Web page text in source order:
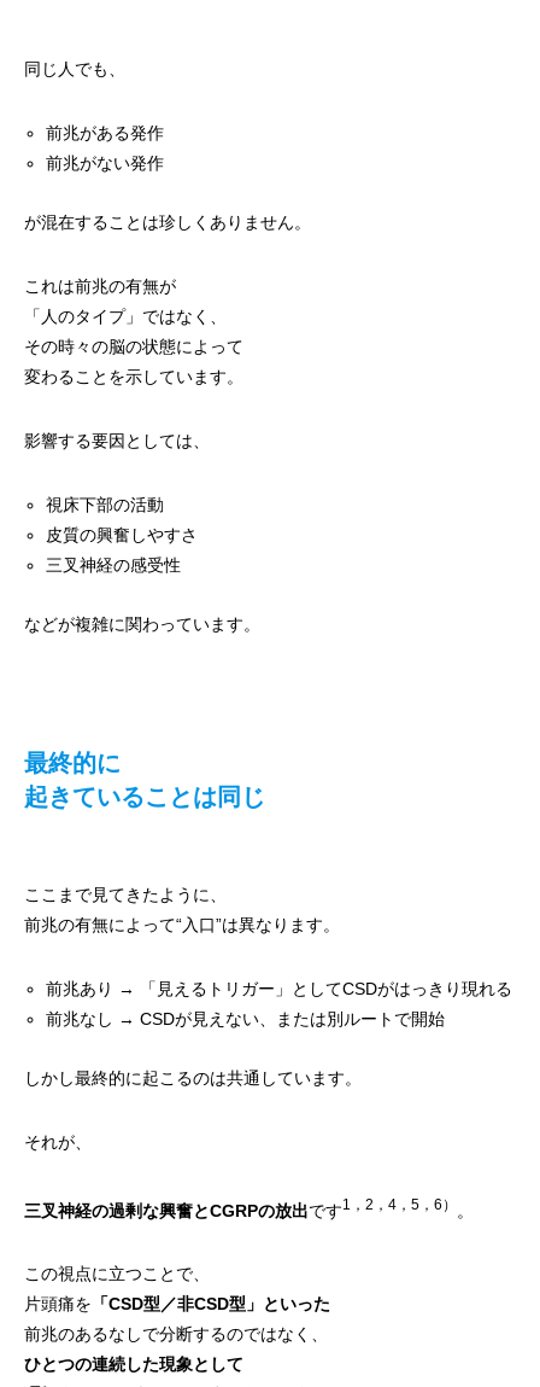
同じ人でも、
前兆がある発作
前兆がない発作
が混在することは珍しくありません。
これは前兆の有無が
「人のタイプ」ではなく、
その時々の脳の状態によって
変わることを示しています。
影響する要因としては、
視床下部の活動
皮質の興奮しやすさ
三叉神経の感受性
などが複雑に関わっています。
最終的に
起きていることは同じ
ここまで見てきたように、
前兆の有無によって“入口”は異なります。
前兆あり → 「見えるトリガー」としてCSDがはっきり現れる
前兆なし → CSDが見えない、または別ルートで開始
しかし最終的に起こるのは共通しています。
それが、
三叉神経の過剰な興奮とCGRPの放出です1，2，4，5，6） 。
この視点に立つことで、
片頭痛を 「CSD型／非CSD型」といった
前兆のあるなしで分断するのではなく、
ひとつの連続した現象として